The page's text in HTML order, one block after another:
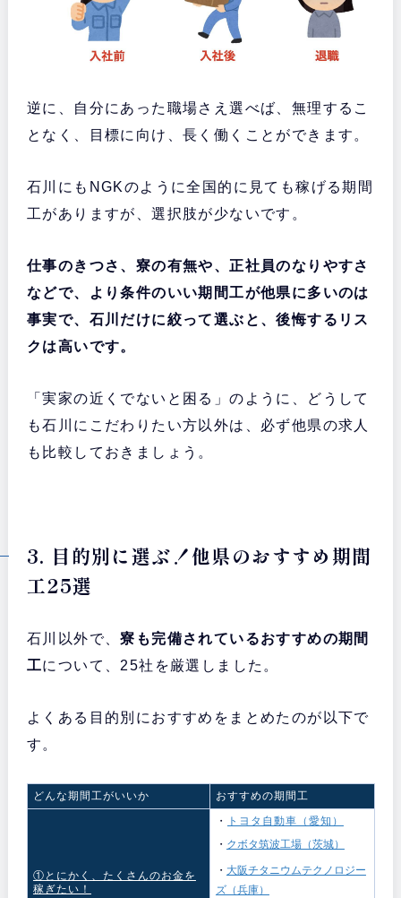
逆に、自分にあった職場さえ選べば、無理するこ
となく、目標に向け、長く働くことができます。
石川にもNGKのように全国的に見ても稼げる期間
工がありますが、選択肢が少ないです。
仕事のきつさ、寮の有無や、正社員のなりやすさ
などで、より条件のいい期間工が他県に多いのは
事実で、石川だけに絞って選ぶと、後悔するリス
クは高いです。
「実家の近くでないと困る」のように、どうして
も石川にこだわりたい方以外は、必ず他県の求人
も比較しておきましょう。
3. 目的別に選ぶ！他県のおすすめ期間
工25選
石川以外で、寮も完備されているおすすめの期間
工について、25社を厳選しました。
よくある目的別におすすめをまとめたのが以下で
す。
どんな期間工がいいか おすすめの期間工
①とにかく、たくさんのお金を
稼ぎたい！
・
トヨタ自動車（愛知）
・ クボタ筑波工場（茨城）
・ 大阪チタニウムテクノロジー
ズ（兵庫）